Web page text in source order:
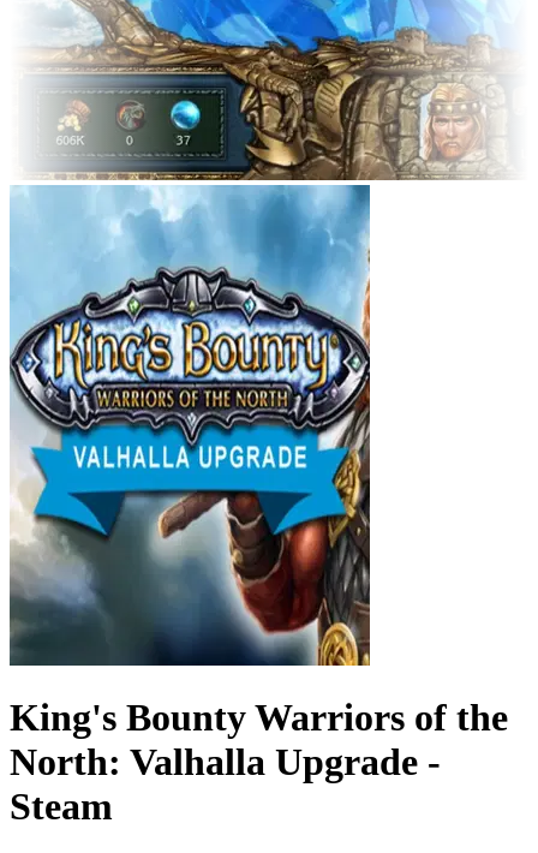
King's Bounty Warriors of the
North: Valhalla Upgrade -
Steam